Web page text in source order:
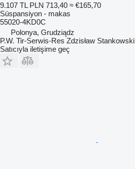
9.107 TL PLN 713,40 ≈ €165,70
Süspansiyon - makas
55020-4KD0C
Polonya, Grudziądz
P.W. Tir-Serwis-Res Zdzisław Stankowski
Satıcıyla iletişime geç